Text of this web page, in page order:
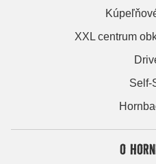
XXL centrum
Self-
O